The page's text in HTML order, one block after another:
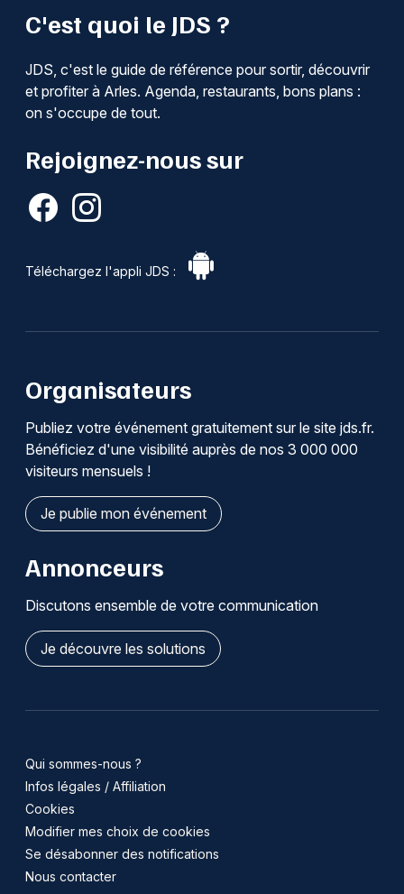
C'est quoi le JDS ?
JDS, c'est le guide de référence pour sortir, découvrir
et profiter à Arles. Agenda, restaurants, bons plans :
on s'occupe de tout.
Rejoignez-nous sur
Téléchargez l'appli JDS :
Organisateurs
Publiez votre événement gratuitement sur le site jds.fr.
Bénéficiez d'une visibilité auprès de nos 3 000 000
visiteurs mensuels !
Je publie mon événement
Annonceurs
Discutons ensemble de votre communication
Je découvre les solutions
Qui sommes-nous ?
Infos légales / Affiliation
Cookies
Modifier mes choix de cookies
Se désabonner des notifications
Nous contacter